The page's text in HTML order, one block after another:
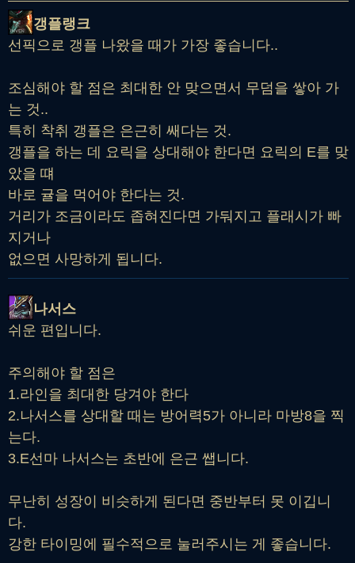
갱플랭크
선픽으로 갱플 나왔을 때가 가장 좋습니다..
조심해야 할 점은 최대한 안 맞으면서 무덤을 쌓아 가
는 것..
특히 착취 갱플은 은근히 쌔다는 것.
갱플을 하는 데 요릭을 상대해야 한다면 요릭의 E를 맞
았을 떄
바로 귤을 먹어야 한다는 것.
거리가 조금이라도 좁혀진다면 가둬지고 플래시가 빠
지거나
없으면 사망하게 됩니다.
나서스
쉬운 편입니다.
주의해야 할 점은
1.라인을 최대한 당겨야 한다
2.나서스를 상대할 때는 방어력5가 아니라 마방8을 찍
는다.
3.E선마 나서스는 초반에 은근 쌥니다.
무난히 성장이 비슷하게 된다면 중반부터 못 이깁니
다.
강한 타이밍에 필수적으로 눌러주시는 게 좋습니다.